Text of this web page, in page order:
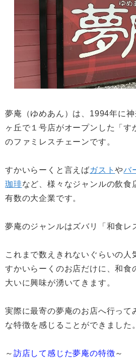
夢庵（ゆめあん）は、1994年に
ヶ丘で１号店がオープンした「す
のファミレスチェーンです。
すかいらーくと言えばガストやバ
珈琲など、様々なジャンルの飲食
有数の大企業です。
夢庵のジャンルはズバリ「和食レ
これまで数えきれないぐらいの人
すかいらーくのお店だけに、和食
大いに興味が湧いてきます。
実際に最寄の夢庵のお店へ行って
な特徴を感じることができました。
～ 訪店して感じた夢庵の特徴～